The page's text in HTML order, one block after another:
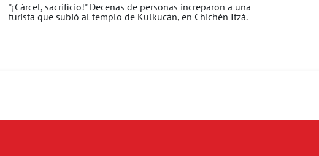
"¡Cárcel, sacrificio!" Decenas de personas increparon a una
turista que subió al templo de Kulkucán, en Chichén Itzá.